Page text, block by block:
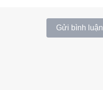
Gửi bình luận